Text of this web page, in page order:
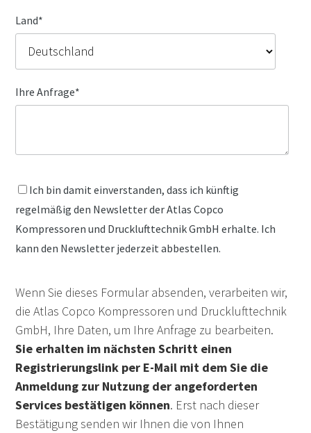
Land*
Ihre Anfrage*
Ich bin damit einverstanden, dass ich künftig
regelmäßig den Newsletter der Atlas Copco
Kompressoren und Drucklufttechnik GmbH erhalte. Ich
kann den Newsletter jederzeit abbestellen.
Wenn Sie dieses Formular absenden, verarbeiten wir,
die Atlas Copco Kompressoren und Drucklufttechnik
GmbH, Ihre Daten, um Ihre Anfrage zu bearbeiten.
Sie erhalten im nächsten Schritt einen
Registrierungslink per E-Mail mit dem Sie die
Anmeldung zur Nutzung der angeforderten
Services bestätigen können. Erst nach dieser
Bestätigung senden wir Ihnen die von Ihnen